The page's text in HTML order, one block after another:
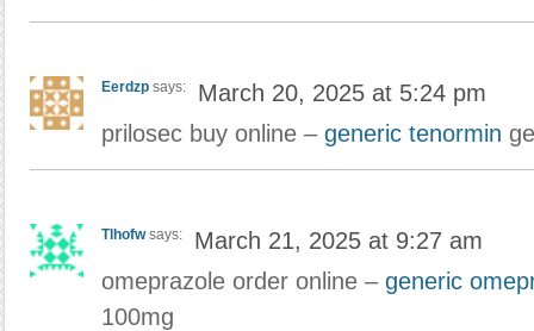
Eerdzp says:
March 20, 2025 at 5:24 pm
prilosec buy online – generic tenormin
Tlhofw says:
March 21, 2025 at 9:27 am
omeprazole order online – generic
100mg